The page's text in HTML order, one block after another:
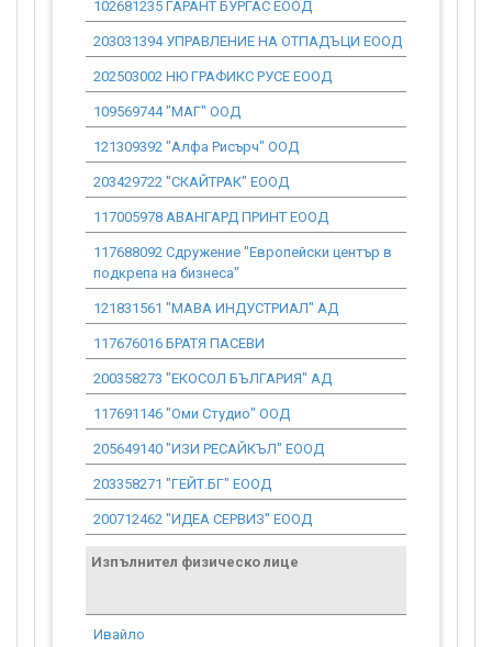
102681235 ГАРАНТ БУРГАС ЕООД
203031394 УПРАВЛЕНИЕ НА ОТПАДЪЦИ ЕООД
202503002 НЮ ГРАФИКС РУСЕ ЕООД
109569744 "МАГ" ООД
121309392 "Алфа Рисърч" ООД
203429722 "СКАЙТРАК" ЕООД
117005978 АВАНГАРД ПРИНТ ЕООД
117688092 Сдружение "Европейски център в
подкрепа на бизнеса"
121831561 "МАВА ИНДУСТРИАЛ" АД
117676016 БРАТЯ ПАСЕВИ
200358273 "ЕКОСОЛ БЪЛГАРИЯ" АД
117691146 "Оми Студио" ООД
205649140 "ИЗИ РЕСАЙКЪЛ" ЕООД
203358271 "ГЕЙТ.БГ" ЕООД
200712462 "ИДЕА СЕРВИЗ" ЕООД
Изпълнител физическо лице
Ивайло